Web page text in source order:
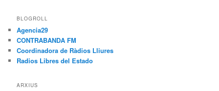
BLOGROLL
Agencia29
CONTRABANDA FM
Coordinadora de Ràdios Lliures
Radios Libres del Estado
ARXIUS